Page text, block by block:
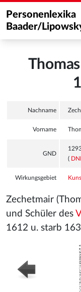
Personenlexika
Baader/
Nachname
Vorname
GND
(
Wirkungsgebiet
Zechetmair
und Schüler des
1612 u. starb